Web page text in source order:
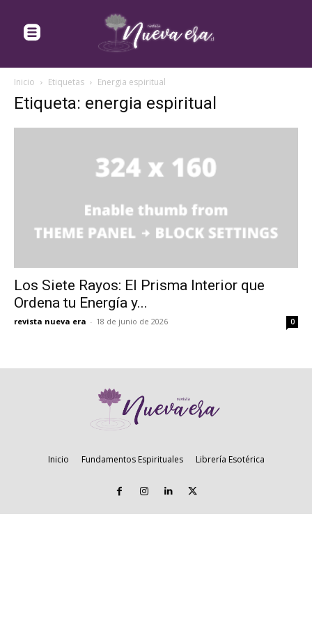
Inicio Etiquetas Energia espiritual
Etiqueta: energia espiritual
Los Siete Rayos: El Prisma Interior que
Ordena tu Energía y...
revista nueva era - 18 de junio de 2026 0
Inicio Fundamentos Espirituales Librería Esotérica